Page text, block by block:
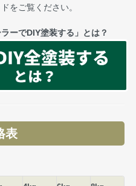
をご覧ください。
ーでDIY塗装する」とは？
表